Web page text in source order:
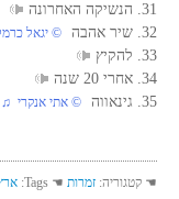
31. הנשיקה האחרונה
32. שיר אהבה
© יגאל
33. להקיץ
34. אחרי 20 שנה
35. גינאווה
© אתי אנקרי‏ ♫
☚ קטגוריה: זמרות ☚ Tags: